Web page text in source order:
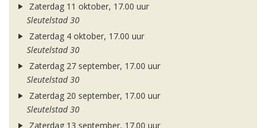
Zaterdag 11 oktober, 17.00 uur
Sleutelstad 30
Zaterdag 4 oktober, 17.00 uur
Sleutelstad 30
Zaterdag 27 september, 17.00 uur
Sleutelstad 30
Zaterdag 20 september, 17.00 uur
Sleutelstad 30
Zaterdag 13 september, 17.00 uur